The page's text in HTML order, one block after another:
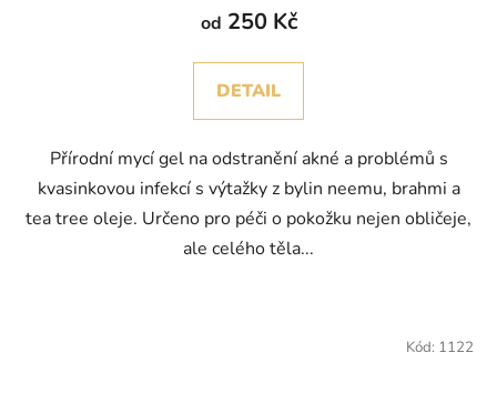
od 250 Kč
DETAIL
Přírodní mycí gel na odstranění akné a problémů s
kvasinkovou infekcí s výtažky z bylin neemu, brahmi a
tea tree oleje. Určeno pro péči o pokožku nejen obličeje,
ale celého těla...
Kód: 1122